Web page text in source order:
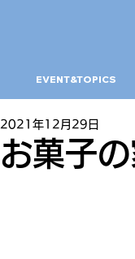
EVENT&TOPICS
お菓子
2021年12月29日